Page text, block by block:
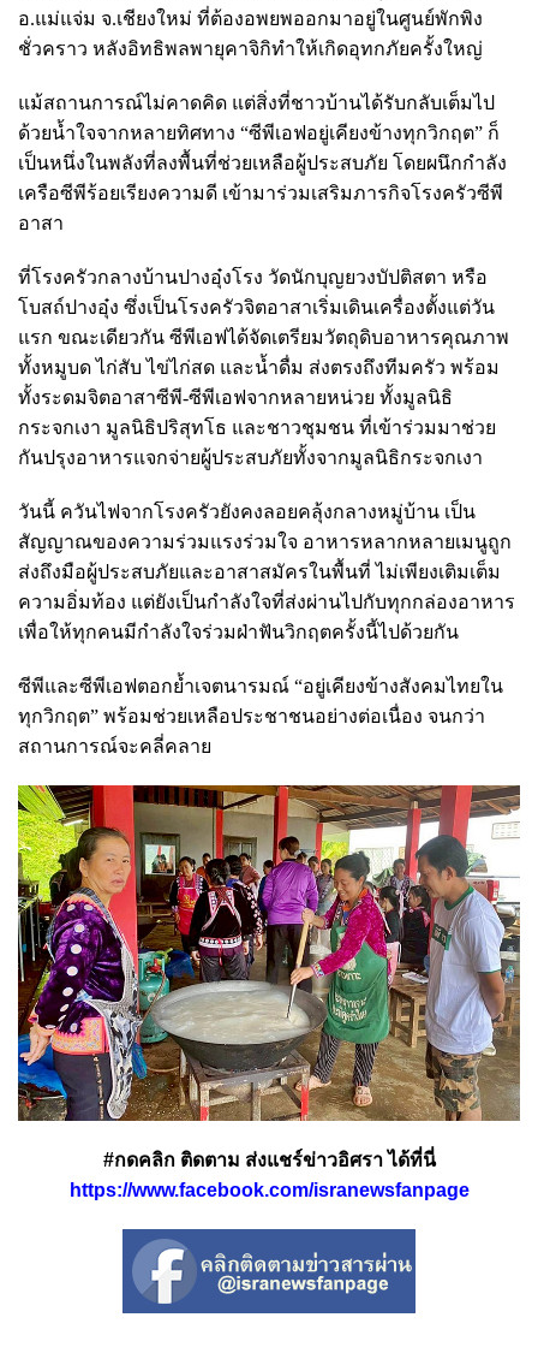
อ.แม่แจ่ม จ.เชียงใหม่ ที่ต้องอพยพออกมาอยู่ในศูนย์พักพิง
ชั่วคราว หลังอิทธิพลพายุคาจิกิทำให้เกิดอุทกภัยครั้งใหญ่
แม้สถานการณ์ไม่คาดคิด แต่สิ่งที่ชาวบ้านได้รับกลับเต็มไป
ด้วยน้ำใจจากหลายทิศทาง “ซีพีเอฟอยู่เคียงข้างทุกวิกฤต” ก็
เป็นหนึ่งในพลังที่ลงพื้นที่ช่วยเหลือผู้ประสบภัย โดยผนึกกำลัง
เครือซีพีร้อยเรียงความดี เข้ามาร่วมเสริมภารกิจโรงครัวซีพี
อาสา
ที่โรงครัวกลางบ้านปางอุ๋งโรง วัดนักบุญยวงบัปติสตา หรือ
โบสถ์ปางอุ๋ง ซึ่งเป็นโรงครัวจิตอาสาเริ่มเดินเครื่องตั้งแต่วัน
แรก ขณะเดียวกัน ซีพีเอฟได้จัดเตรียมวัตถุดิบอาหารคุณภาพ
ทั้งหมูบด ไก่สับ ไข่ไก่สด และน้ำดื่ม ส่งตรงถึงทีมครัว พร้อม
ทั้งระดมจิตอาสาซีพี-ซีพีเอฟจากหลายหน่วย ทั้งมูลนิธิ
กระจกเงา มูลนิธิปริสุทโธ และชาวชุมชน ที่เข้าร่วมมาช่วย
กันปรุงอาหารแจกจ่ายผู้ประสบภัยทั้งจากมูลนิธิกระจกเงา
วันนี้ ควันไฟจากโรงครัวยังคงลอยคลุ้งกลางหมู่บ้าน เป็น
สัญญาณของความร่วมแรงร่วมใจ อาหารหลากหลายเมนูถูก
ส่งถึงมือผู้ประสบภัยและอาสาสมัครในพื้นที่ ไม่เพียงเติมเต็ม
ความอิ่มท้อง แต่ยังเป็นกำลังใจที่ส่งผ่านไปกับทุกกล่องอาหาร
เพื่อให้ทุกคนมีกำลังใจร่วมฝ่าฟันวิกฤตครั้งนี้ไปด้วยกัน
ซีพีและซีพีเอฟตอกย้ำเจตนารมณ์ “อยู่เคียงข้างสังคมไทยใน
ทุกวิกฤต” พร้อมช่วยเหลือประชาชนอย่างต่อเนื่อง จนกว่า
สถานการณ์จะคลี่คลาย
#กดคลิก ติดตาม ส่งแชร์ข่าวอิศรา ได้ที่นี่
https://www.facebook.com/isranewsfanpage